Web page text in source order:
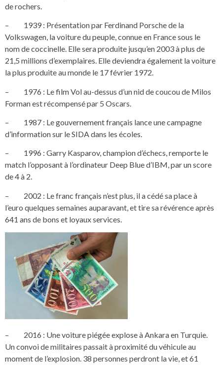
de rochers.
– 1939 : Présentation par Ferdinand Porsche de la
Volkswagen, la voiture du peuple, connue en France sous le
nom de coccinelle. Elle sera produite jusqu’en 2003 à plus de
21,5 millions d’exemplaires. Elle deviendra également la voiture
la plus produite au monde le 17 février 1972.
– 1976 : Le film Vol au-dessus d’un nid de coucou de Milos
Forman est récompensé par 5 Oscars.
– 1987 : Le gouvernement français lance une campagne
d’information sur le SIDA dans les écoles.
– 1996 : Garry Kasparov, champion d’échecs, remporte le
match l’opposant à l’ordinateur Deep Blue d’IBM, par un score
de 4 à 2.
– 2002 : Le franc français n’est plus, il a cédé sa place à
l’euro quelques semaines auparavant, et tire sa révérence après
641 ans de bons et loyaux services.
– 2016 : Une voiture piégée explose à Ankara en Turquie.
Un convoi de militaires passait à proximité du véhicule au
moment de l’explosion. 38 personnes perdront la vie, et 61